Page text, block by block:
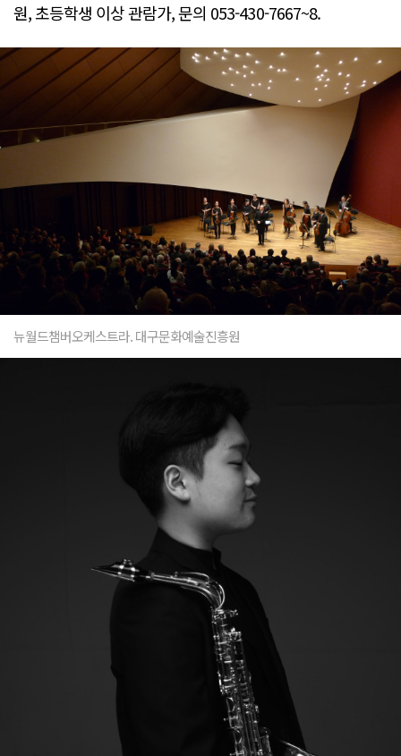
원, 초등학생 이상 관람가, 문의 053-430-7667~8.
뉴월드챔버오케스트라. 대구문화예술진흥원